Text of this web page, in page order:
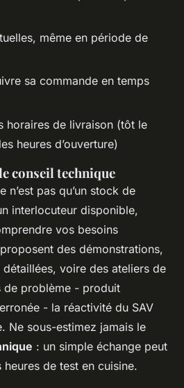
même en période de
sa commande en temps
horaires de livraison (tôt le
heures d’ouverture)
conseil technique
n’est pas qu’un stock de
interlocuteur disponible,
vos besoins
des démonstrations,
voire des ateliers de
de problème - produit
- la réactivité du SAV
Ne sous-estimez jamais le
: un simple échange peut
de test en cuisine.